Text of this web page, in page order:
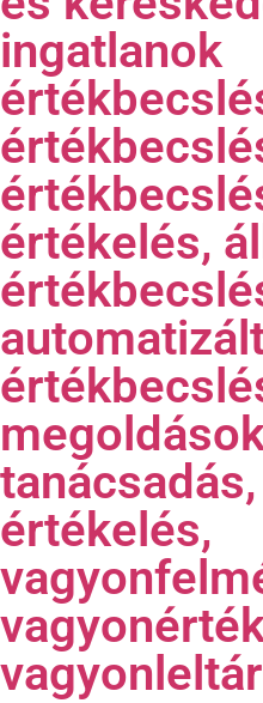
ingatlanok
értékelés,
értékelés,
vagyonleltár